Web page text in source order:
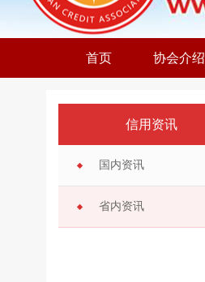
首页 协会介绍
信用资讯
国内资讯
省内资讯